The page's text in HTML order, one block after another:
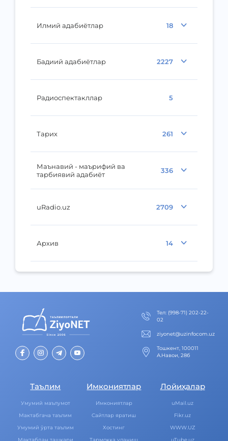
Илмий адабиётлар 18
Бадиий адабиётлар 2227
Радиоспектакллар 5
Тарих 261
Маънавий - маърифий ва
тарбиявий адабиёт
336
uRadio.uz 2709
Архив 14
Тел: (998-71) 202-22-
02
ziyonet@uzinfocom.uz
Тошкент, 100011
А.Навои, 28б
Таълим
Умумий маълумот
Мактабгача таълим
Умумий ўрта таълим
Мактабдан ташқари
Имкониятлар
Имкониятлар
Cайтлар яратиш
Хостинг
Тармоққа уланиш
Лойиҳалар
uMail.uz
Fikr.uz
WWW.UZ
uTube.uz